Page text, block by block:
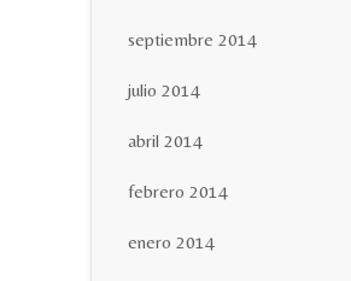
septiembre 2014
julio 2014
abril 2014
febrero 2014
enero 2014